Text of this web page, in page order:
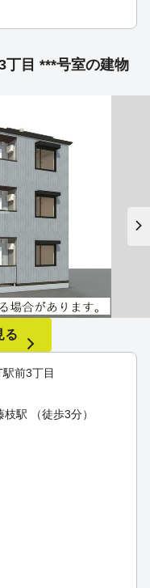
丁目 ***号室の建物
前3丁目
枝駅 （徒歩3分）
る